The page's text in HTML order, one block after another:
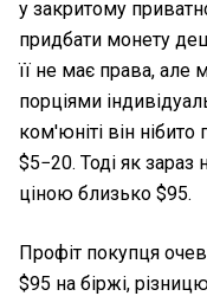
у закритому
придбати монету
її не має права,
порціями
ком'юніті він
$5−20. Тоді як зараз
ціною близько $95.
Профіт покупця
$95 на біржі,